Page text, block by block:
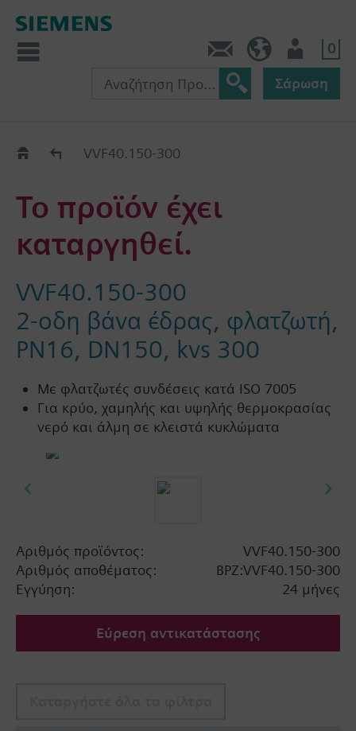
0
Σάρωση
Old2NewVVF40.150-300
Το προϊόν έχει
καταργηθεί.
VVF40.150-300
2-οδη βάνα έδρας, φλατζωτή,
PN16, DN150, kvs 300
Με φλατζωτές συνδέσεις κατά ISO 7005
Για κρύο, χαμηλής και υψηλής θερμοκρασίας
νερό και άλμη σε κλειστά κυκλώματα
Αριθμός προϊόντος:
VVF40.150-300
Αριθμός αποθέματος:
BPZ:VVF40.150-300
Εγγύηση:
24 μήνες
Εύρεση αντικατάστασης